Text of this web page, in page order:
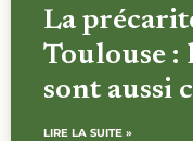
La
Toulouse :
sont aussi
LIRE LA SUITE »